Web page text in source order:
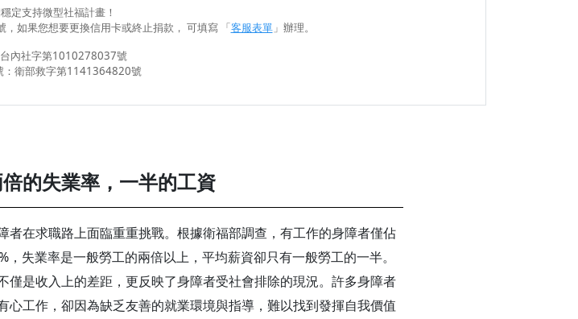
定支持微型社福計畫！
如果您想要更換信用卡或終止捐款， 可填寫 「客服表單」辦理。
內社字第1010278037號
：衛部救字第1141364820號
的失業率，一半的工資
者在求職路上面臨重重挑戰。根據衛福部調查，有工作的身障者僅佔
，失業率是一般勞工的兩倍以上，平均薪資卻只有一般勞工的一半。
僅是收入上的差距，更反映了身障者受社會排除的現況。許多身障者
心工作，卻因為缺乏友善的就業環境與指導，難以找到發揮自我價值